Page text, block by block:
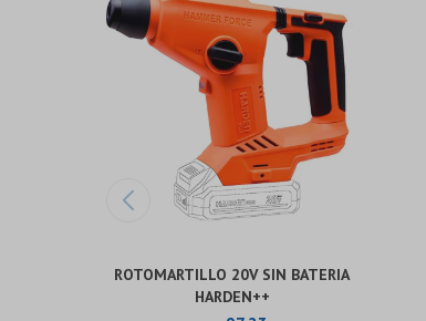
ROTOMARTILLO 20V SIN BATERIA
HARDEN++